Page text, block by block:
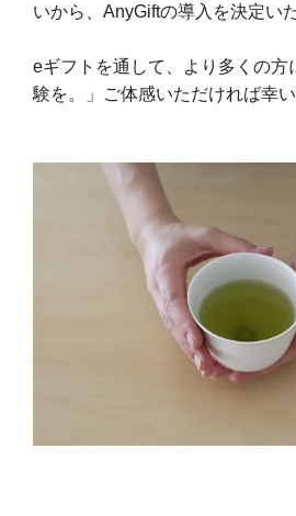
いから、AnyGiftの導入を決定い
eギフトを通して、より多くの方
験を。」ご体感いただければ幸い